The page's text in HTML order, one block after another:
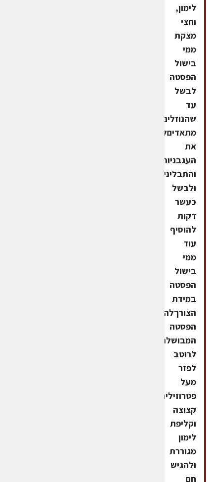
לימון,
וחצי
מצקת
ממי
בישול
הפסטה
לבשל
עד
שהנוזלים
מתאדיםלהוסיף
את
העגבניות
והתבלינים
ולבשל
כעשר
דקות
להוסיף
עוד
ממי
בישול
הפסטה
במידת
הצורךלהוסיף
הפסטה
המבושלת
לרוטב
לפזר
מעל
פטרוזיליה
קצוצה
וקליפת
לימון
מגוררת
ולהגיש
חם